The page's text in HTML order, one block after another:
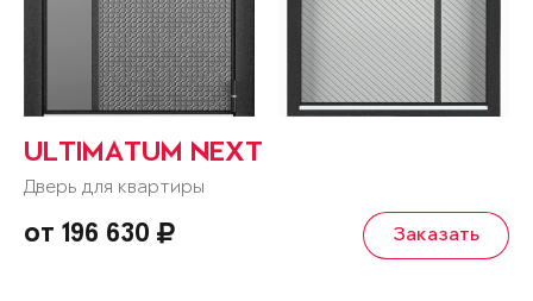
ULTIMATUM NEXT
Дверь для квартиры
от 196 630 Заказать